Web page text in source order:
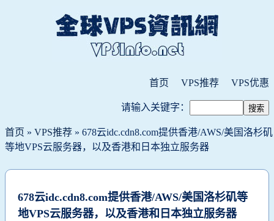
首页 VPS推荐 VPS优惠
请输入关键字：
首页 » VPS推荐 » 678云idc.cdn8.com提供香港/AWS/美国洛杉矶
等地VPS云服务器，以及香港和日本独立服务器
678云idc.cdn8.com提供香港/AWS/美国洛杉矶等
地VPS云服务器，以及香港和日本独立服务器